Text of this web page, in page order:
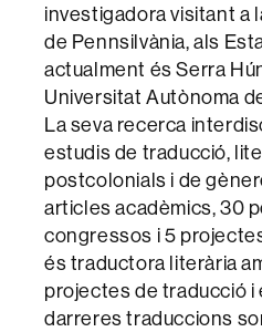
investigadora visitant a
de Pennsilvània, als
actualment és Serra
Universitat Autònoma
La seva recerca
estudis de traducció,
postcolonials i de
articles acadèmics, 30
congressos i 5
és traductora literària
projectes de traducció i
darreres traduccions